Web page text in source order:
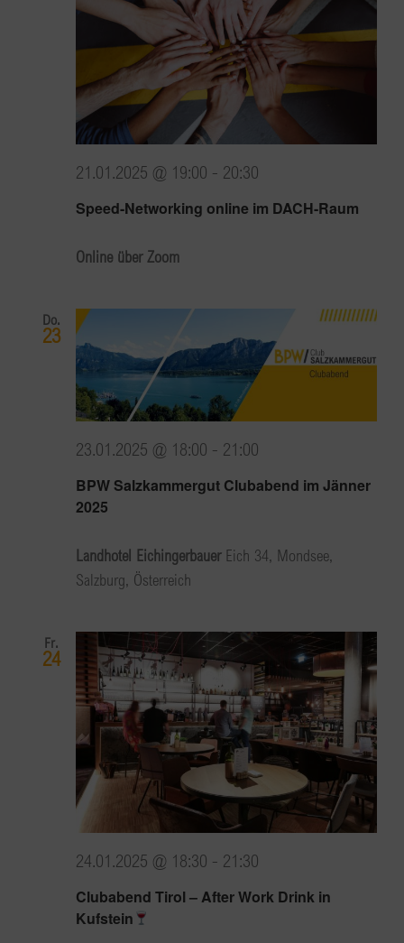
Speed-Networking online im DACH-Raum
21.01.2025 @ 19:00 - 20:30
Online über Zoom
Do.
23
BPW Salzkammergut Clubabend im Jänner
2025
23.01.2025 @ 18:00 - 21:00
Landhotel Eichingerbauer Eich 34, Mondsee,
Salzburg, Österreich
Fr.
24
Clubabend Tirol – After Work Drink in
Kufstein
24.01.2025 @ 18:30 - 21:30